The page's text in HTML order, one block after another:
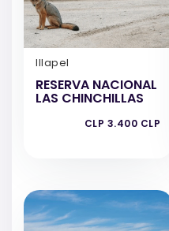
Illapel
RESERVA NACIONAL
LAS CHINCHILLAS
CLP 3.400 CLP